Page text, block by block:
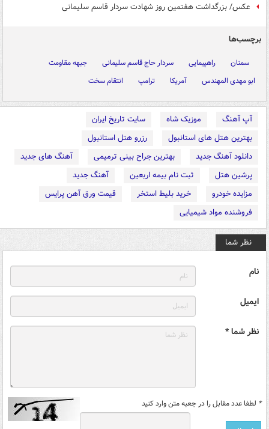
عکس/ بزرگداشت هفتمین روز شهادت سردار قاسم سلیمانی
برچسب‌ها
سمنان راهپیمایی سردار حاج قاسم سلیمانی
جبهه مقاومت
ابو مهدی المهندس
آمریکا ترامپ انتقام سخت
آپ آهنگ موزیک شاه
سایت تاریخ ایران
بهترین هتل های استانبول
رزرو هتل استانبول
دانلود آهنگ جدید
بهترین جراح بینی ترمیمی
آهنگ های جدید
پرشین هتل
ثبت نام بیمه اربعین
آهنگ جدید
مزایده خودرو
خرید بلیط استخر
قیمت ورق آهن پرایس
فروشنده مواد شیمیایی
نظر شما
نام
ایمیل
نظر شما *
* لطفا عدد مقابل را در جعبه متن وارد کنید